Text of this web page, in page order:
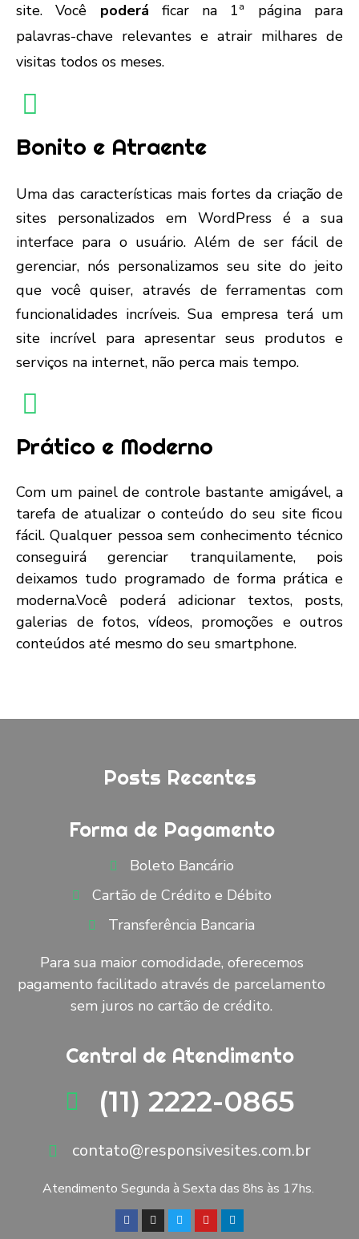
site. Você poderá ficar na 1ª página para
palavras-chave relevantes e atrair milhares de
visitas todos os meses.
Bonito e Atraente
Uma das características mais fortes da criação de
sites personalizados em WordPress é a sua
interface para o usuário. Além de ser fácil de
gerenciar, nós personalizamos seu site do jeito
que você quiser, através de ferramentas com
funcionalidades incríveis. Sua empresa terá um
site incrível para apresentar seus produtos e
serviços na internet, não perca mais tempo.
Prático e Moderno
Com um painel de controle bastante amigável, a
tarefa de atualizar o conteúdo do seu site ficou
fácil. Qualquer pessoa sem conhecimento técnico
conseguirá gerenciar tranquilamente, pois
deixamos tudo programado de forma prática e
moderna.Você poderá adicionar textos, posts,
galerias de fotos, vídeos, promoções e outros
conteúdos até mesmo do seu smartphone.
Posts Recentes
Forma de Pagamento
Boleto Bancário
Cartão de Crédito e Débito
Transferência Bancaria
Para sua maior comodidade, oferecemos
pagamento facilitado através de parcelamento
sem juros no cartão de crédito.
Central de Atendimento
(11) 2222-0865
contato@responsivesites.com.br
Atendimento Segunda à Sexta das 8hs às 17hs.